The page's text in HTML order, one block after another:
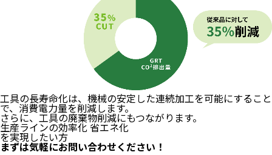
工具の長寿命化は、機械の安定した連続加工を可能にすること
で、消費電力量を削減します。
さらに、工具の廃棄物削減にもつながります。
生産ラインの効率化省エネ化
を実現したい方
まずは気軽にお問い合わせください！